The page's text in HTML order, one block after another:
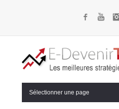
Facebook
Sélectionner une page